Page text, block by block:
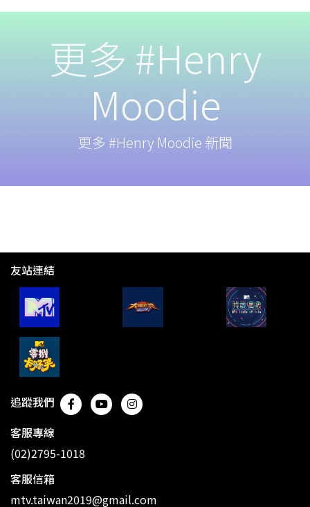
更多 #Henry
Moodie
更多 #Henry Moodie 新聞
友站連結
追蹤我們
客服專線
(02)2795-1018
客服信箱
mtv.taiwan2019@gmail.com